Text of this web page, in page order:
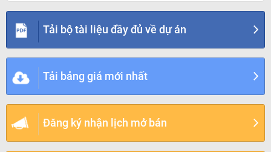
Tải bộ tài liệu đầy đủ về dự án
Tải bảng giá mới nhất
Đăng ký nhận lịch mở bán